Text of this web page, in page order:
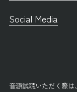
Social Media
音源試聴いただく際は、